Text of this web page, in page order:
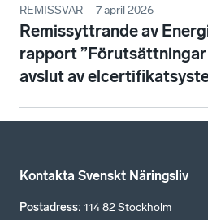
REMISSVAR – 7 april 2026
Remissyttrande av
rapport
avslut av
Kontakta Svenskt Näringsliv
Postadress: 114 82 Stockholm